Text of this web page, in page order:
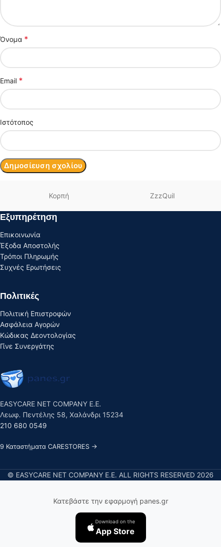
Όνομα *
Email *
Ιστότοπος
Κορπή ZzzQuil
Εξυπηρέτηση
Επικοινωνία
Έξοδα Αποστολής
Τρόποι Πληρωμής
Συχνές Ερωτήσεις
Πολιτικές
Πολιτική Επιστροφών
Ασφάλεια Αγορών
Κώδικας Δεοντολογίας
Γίνε Συνεργάτης
EASYCARE NET COMPANY E.E.
Λεωφ. Πεντέλης 58, Χαλάνδρι 15234
210 680 0549
9 Καταστήματα CARESTORES →
© EASYCARE NET COMPANY E.E. ALL RIGHTS RESERVED 2026
Κατεβάστε την εφαρμογή panes.gr
Download on the
App Store